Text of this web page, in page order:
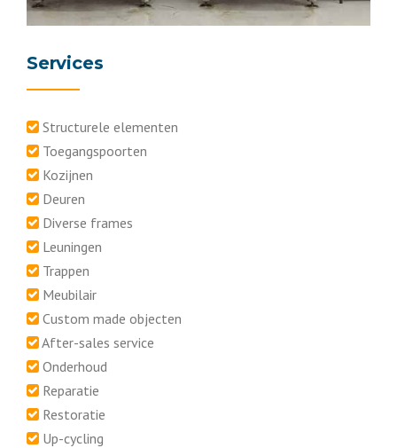
Services
Structurele elementen
Toegangspoorten
Kozijnen
Deuren
Diverse frames
Leuningen
Trappen
Meubilair
Custom made objecten
After-sales service
Onderhoud
Reparatie
Restoratie
Up-cycling